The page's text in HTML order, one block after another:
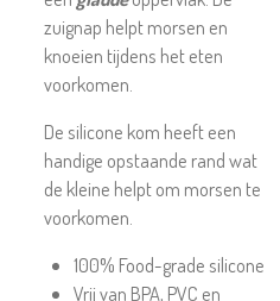
zuignap helpt morsen en
knoeien tijdens het eten
voorkomen.
De silicone kom heeft een
handige opstaande rand wat
de kleine helpt om morsen te
voorkomen.
100% Food-grade silicone
Vrij van BPA, PVC en